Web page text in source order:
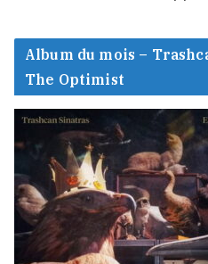
Album du mois –
The Optimist